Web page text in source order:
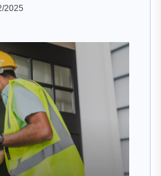
2025